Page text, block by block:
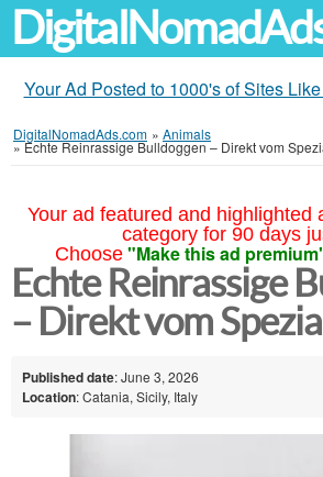
Your Ad Posted to 1000's of Sites
DigitalNomadAds.com » Animals
»Echte Reinrassige Bulldoggen – Direkt vom
Your ad featured and highlighted
category for 90 days
Choose "Make this ad
Echte Reinrassige
– Direkt vom
Published date: June 3, 2026
Location: Catania, Sicily, Italy